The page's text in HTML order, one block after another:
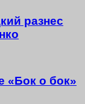
разнес
«Бок о бок»